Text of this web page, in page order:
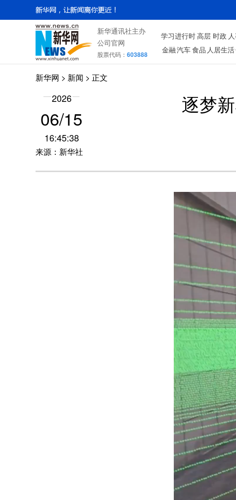
新华通讯社主办
公司官网
股票代码： 603888
学习进行时高层 时政
金融汽车食品 人居生活
新华网 > 新闻 > 正文
2026
06/15
16:45:38
来源：新华社
逐梦